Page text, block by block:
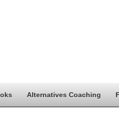
Alternatives Coaching